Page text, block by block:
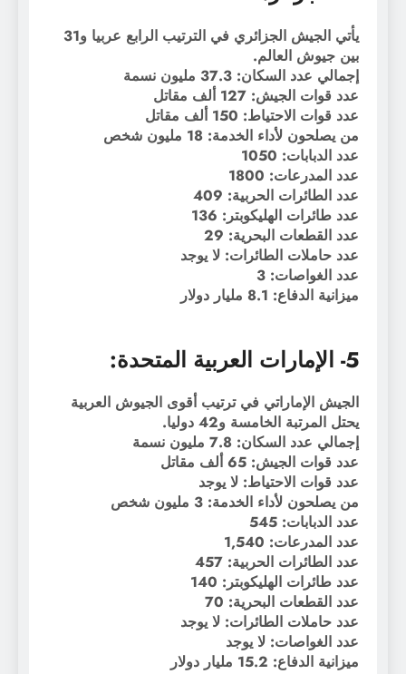
يأتي الجيش الجزائري في الترتيب الرابع عربيا و31
بين جيوش العالم.
إجمالي عدد السكان: 37.3 مليون نسمة
عدد قوات الجيش: 127 ألف مقاتل
عدد قوات الاحتياط: 150 ألف مقاتل
من يصلحون لأداء الخدمة: 18 مليون شخص
عدد الدبابات: 1050
عدد المدرعات: 1800
عدد الطائرات الحربية: 409
عدد طائرات الهليكوبتر: 136
عدد القطعات البحرية: 29
عدد حاملات الطائرات: لا يوجد
عدد الغواصات: 3
ميزانية الدفاع: 8.1 مليار دولار
5- الإمارات العربية المتحدة:
الجيش الإماراتي في ترتيب أقوى الجيوش العربية
يحتل المرتبة الخامسة و42 دوليا.
إجمالي عدد السكان: 7.8 مليون نسمة
عدد قوات الجيش: 65 ألف مقاتل
عدد قوات الاحتياط: لا يوجد
من يصلحون لأداء الخدمة: 3 مليون شخص
عدد الدبابات: 545
عدد المدرعات: 1,540
عدد الطائرات الحربية: 457
عدد طائرات الهليكوبتر: 140
عدد القطعات البحرية: 70
عدد حاملات الطائرات: لا يوجد
عدد الغواصات: لا يوجد
ميزانية الدفاع: 15.2 مليار دولار